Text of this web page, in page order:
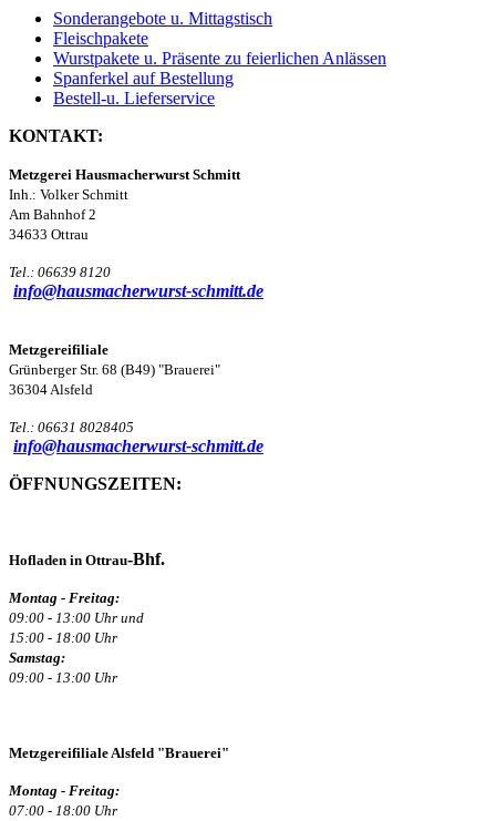
Sonderangebote u. Mittagstisch
Fleischpakete
Wurstpakete u. Präsente zu feierlichen Anlässen
Spanferkel auf Bestellung
Bestell-u. Lieferservice
KONTAKT:
Metzgerei Hausmacherwurst Schmitt
Inh.: Volker Schmitt
Am Bahnhof 2
34633 Ottrau
Tel.: 06639 8120
info@hausmacherwurst-schmitt.de
Metzgereifiliale
Grünberger Str. 68 (B49) "Brauerei"
36304 Alsfeld
Tel.: 06631 8028405
info@hausmacherwurst-schmitt.de
ÖFFNUNGSZEITEN:
Hofladen in Ottrau-Bhf.
Montag - Freitag:
09:00 - 13:00 Uhr und
15:00 - 18:00 Uhr
Samstag:
09:00 - 13:00 Uhr
Metzgereifiliale Alsfeld "Brauerei"
Montag - Freitag:
07:00 - 18:00 Uhr